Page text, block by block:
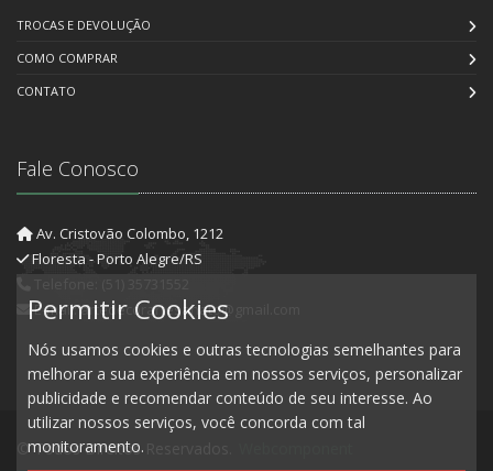
TROCAS E DEVOLUÇÃO
COMO COMPRAR
CONTATO
Fale Conosco
Av. Cristovão Colombo, 1212
Floresta - Porto Alegre/RS
E-mail: artedecorartesanato@gmail.com
© Todos Direitos Reservados.
Permitir Cookies
Nós usamos cookies e outras tecnologias semelhantes para
melhorar a sua experiência em nossos serviços, personalizar
publicidade e recomendar conteúdo de seu interesse. Ao
utilizar nossos serviços, você concorda com tal
monitoramento.